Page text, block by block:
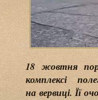
18 жовтня
комплексі
на вервиці. Її